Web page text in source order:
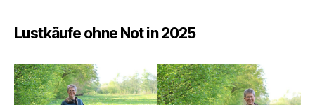
Lustkäufe ohne Not in 2025